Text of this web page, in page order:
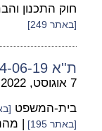
חוק התכנון
[באתר 249]
ת''א 11174-06-19, לב נ' ש.ק.ד. בע''מ ואח'
7 אוגוסט, 2022
בית-המשפט
[באתר 195] |